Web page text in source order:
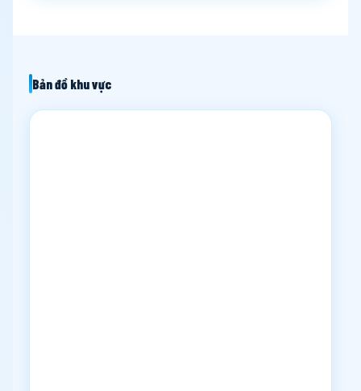
Bản đồ khu vực